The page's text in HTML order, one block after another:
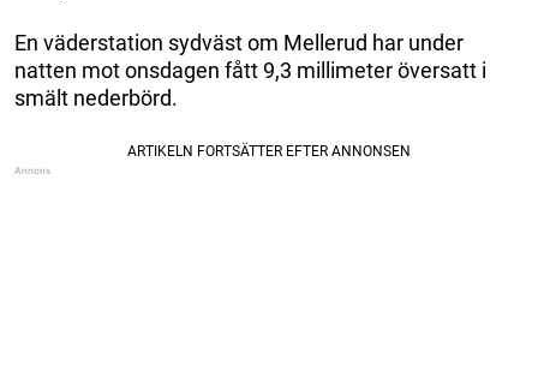
En väderstation sydväst om Mellerud har under
natten mot onsdagen fått 9,3 millimeter översatt i
smält nederbörd.